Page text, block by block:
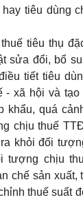
tiêu dùng
tiêu thụ
sửa đổi, bổ
tiết tiêu
- xã hội và
khẩu, quá
chịu thuế
khỏi đối
tượng chịu
chế sản xuất,
thuế suất